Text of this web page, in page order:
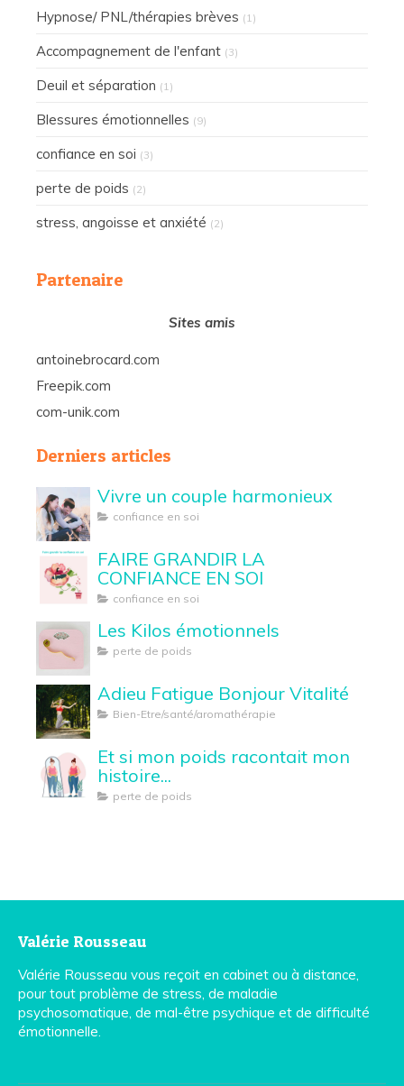
Hypnose/ PNL/thérapies brèves (1)
Accompagnement de l'enfant (3)
Deuil et séparation (1)
Blessures émotionnelles (9)
confiance en soi (3)
perte de poids (2)
stress, angoisse et anxiété (2)
Partenaire
Sites amis
antoinebrocard.com
Freepik.com
com-unik.com
Derniers articles
Vivre un couple harmonieux
confiance en soi
FAIRE GRANDIR LA
CONFIANCE EN SOI
confiance en soi
Les Kilos émotionnels
perte de poids
Adieu Fatigue Bonjour Vitalité
Bien-Etre/santé/aromathérapie
Et si mon poids racontait mon
histoire...
perte de poids
Valérie Rousseau
Valérie Rousseau vous reçoit en cabinet ou à distance,
pour tout problème de stress, de maladie
psychosomatique, de mal-être psychique et de difficulté
émotionnelle.